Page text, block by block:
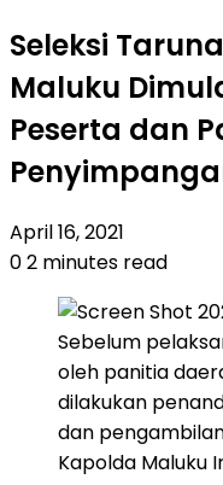
Seleksi
Maluku
Peserta dan
April 16, 2021
02 minutes read
Sebelum
oleh panitia
dilakukan
dan
Kapolda Maluku